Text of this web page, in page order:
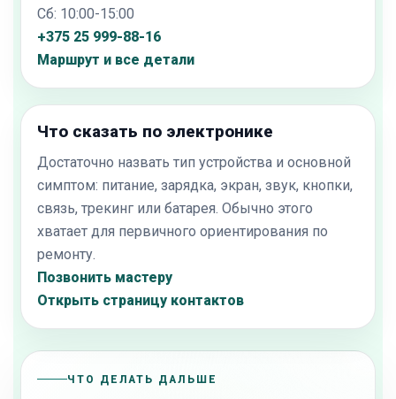
Сб: 10:00-15:00
+375 25 999-88-16
Маршрут и все детали
Что сказать по электронике
Достаточно назвать тип устройства и основной
симптом: питание, зарядка, экран, звук, кнопки,
связь, трекинг или батарея. Обычно этого
хватает для первичного ориентирования по
ремонту.
Позвонить мастеру
Открыть страницу контактов
ЧТО ДЕЛАТЬ ДАЛЬШЕ